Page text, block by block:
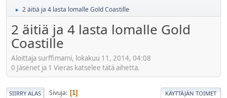
► 2 äitiä ja 4 lasta lomalle Gold Coastille
2 äitiä ja 4 lasta lomalle Gold
Coastille
Aloittaja surffimami, lokakuu 11, 2014, 04:08
0 Jäsenet ja 1 Vieras katselee tätä aihetta.
SIIRRY ALAS Sivuja 1 KÄYTTÄJÄN TOIMET